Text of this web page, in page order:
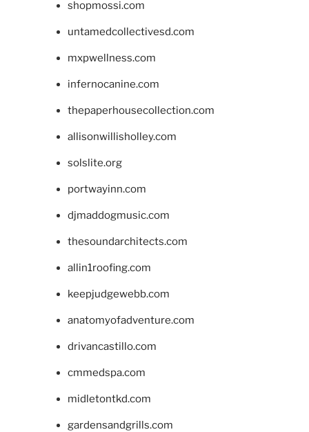
shopmossi.com
untamedcollectivesd.com
mxpwellness.com
infernocanine.com
thepaperhousecollection.com
allisonwillisholley.com
solslite.org
portwayinn.com
djmaddogmusic.com
thesoundarchitects.com
allin1roofing.com
keepjudgewebb.com
anatomyofadventure.com
drivancastillo.com
cmmedspa.com
midletontkd.com
gardensandgrills.com